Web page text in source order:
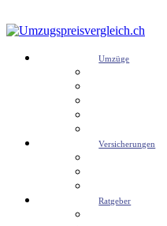
Umzüge
Versicherungen
Ratgeber